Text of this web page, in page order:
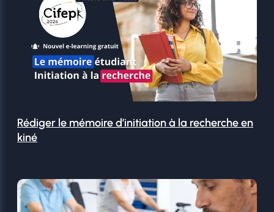
Rédiger le mémoire d’initiation à la recherche en
kiné